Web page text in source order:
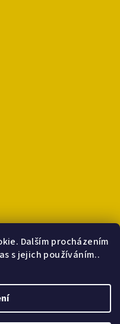
Dalším procházením
s jejich používáním..